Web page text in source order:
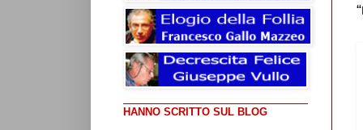
HANNO SCRITTO SUL BLOG